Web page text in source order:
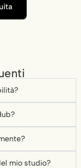
mio studio?